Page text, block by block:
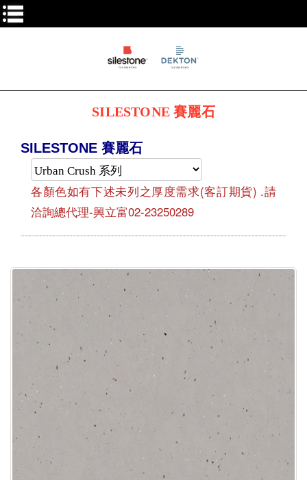
SILESTONE 賽麗石
SILESTONE 賽麗石
各顏色如有下述未列之厚度需求(客訂期貨) .請
洽詢總代理-興立富02-23250289